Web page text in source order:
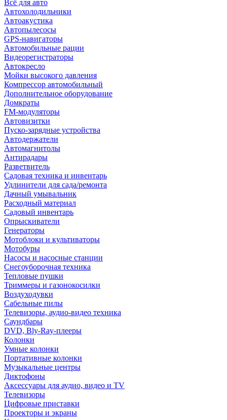
Всё для авто
Автохолодильники
Автоакустика
Автопылесосы
GPS-навигаторы
Автомобильные рации
Видеорегистраторы
Автокресло
Мойки высокого давления
Компрессор автомобильный
Дополнительное оборудование
Домкраты
FM-модуляторы
Автовизитки
Пуско-зарядные устройства
Автодержатели
Автомагнитолы
Антирадары
Разветвитель
Садовая техника и инвентарь
Удлинители для сада/ремонта
Дачный умывальник
Расходный материал
Садовый инвентарь
Опрыскиватели
Генераторы
Мотоблоки и культиваторы
Мотобуры
Насосы и насосные станции
Снегоуборочная техника
Тепловые пушки
Триммеры и газонокосилки
Воздуходувки
Сабельные пилы
Телевизоры, аудио-видео техника
Саундбары
DVD, Bly-Ray-плееры
Колонки
Умные колонки
Портативные колонки
Музыкальные центры
Диктофоны
Аксессуары для аудио, видео и TV
Телевизоры
Цифровые приставки
Проекторы и экраны